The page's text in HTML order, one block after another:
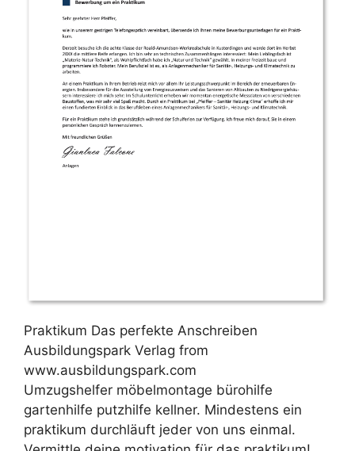
Praktikum Das perfekte Anschreiben
Ausbildungspark Verlag from
www.ausbildungspark.com
Umzugshelfer möbelmontage bürohilfe
gartenhilfe putzhilfe kellner. Mindestens ein
praktikum durchläuft jeder von uns einmal.